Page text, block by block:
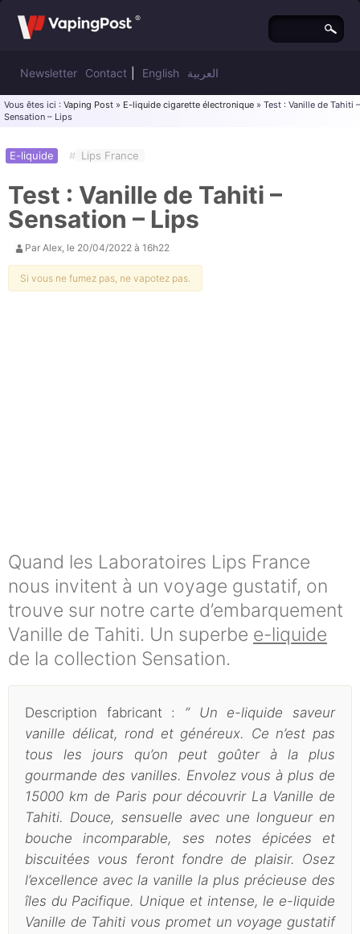
Newsletter Contact English العربية
Vous êtes ici : Vaping Post » E-liquide cigarette électronique » Test : Vanille de Tahiti –
Sensation – Lips
Test : Vanille de Tahiti –
Sensation – Lips
E-liquide # Lips France
Par Alex, le 20/04/2022 à 16h22
Si vous ne fumez pas, ne vapotez pas.
Quand les Laboratoires Lips France
nous invitent à un voyage gustatif, on
trouve sur notre carte d’embarquement
Vanille de Tahiti. Un superbe e-liquide
de la collection Sensation.
Description fabricant : ” Un e-liquide saveur
vanille délicat, rond et généreux. Ce n’est pas
tous les jours qu’on peut goûter à la plus
gourmande des vanilles. Envolez vous à plus de
15000 km de Paris pour découvrir La Vanille de
Tahiti. Douce, sensuelle avec une longueur en
bouche incomparable, ses notes épicées et
biscuitées vous feront fondre de plaisir. Osez
l’excellence avec la vanille la plus précieuse des
îles du Pacifique. Unique et intense, le e-liquide
Vanille de Tahiti vous promet un voyage gustatif